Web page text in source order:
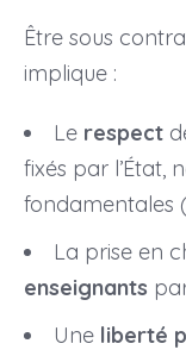
Être sous
implique :
Le respect
fixés par l’État,
fondamentales
La prise en
enseignants
Une liberté